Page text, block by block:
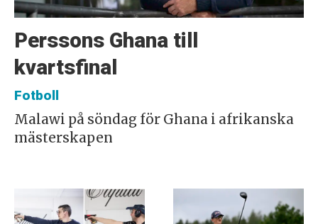
Perssons Ghana till
kvartsfinal
Fotboll
Malawi på söndag för Ghana i afrikanska
mästerskapen